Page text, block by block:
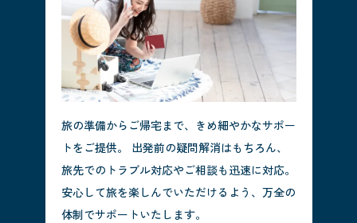
旅の準備からご帰宅まで、きめ細やかなサポー
トをご提供。 出発前の疑問解消はもちろん、
旅先でのトラブル対応やご相談も迅速に対応。
安心して旅を楽しんでいただけるよう、万全の
体制でサポートいたします。